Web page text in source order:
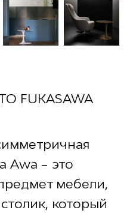
FUKASAWA
Awa – это
мебели,
который